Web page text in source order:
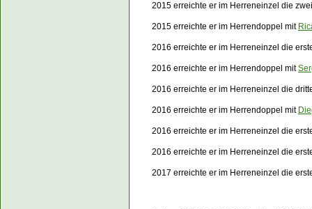
2015 erreichte er im Herreneinzel die
2015 erreichte er im Herrendoppel mit
2016 erreichte er im Herreneinzel die
2016 erreichte er im Herrendoppel mit
2016 erreichte er im Herreneinzel die
2016 erreichte er im Herrendoppel mit
2016 erreichte er im Herreneinzel die
2016 erreichte er im Herreneinzel die
2017 erreichte er im Herreneinzel die